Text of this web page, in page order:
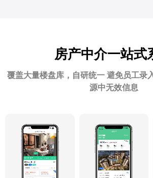
房产中介一站式
覆盖大量楼盘库，自研统一 避免员工录
源中无效信息